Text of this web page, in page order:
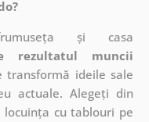
și casa
rezultatul muncii
transformă ideile sale
actuale. Alegeți din
cu tablouri pe